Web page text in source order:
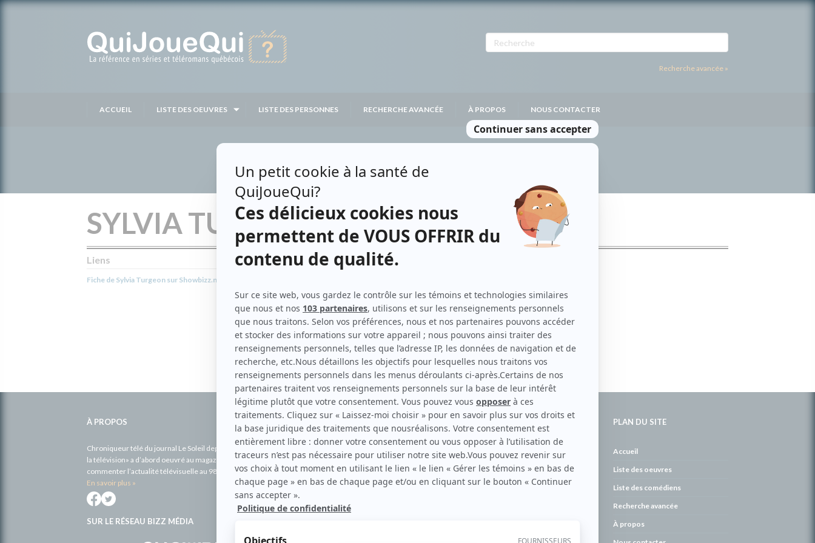
Recherche avancée »
ACCUEIL LISTE DES OEUVRES LISTE DES PERSONNES RECHERCHE AVANCÉE À PROPOS NOUS CONTACTER
SYLVIA TURGEON
Liens
Fiche de Sylvia Turgeon sur Showbizz.net
Contributions
Rue L'EspéranceRéalisateur
Sauve qui peut!Réalisateur
À PROPOS
Chroniqueur télé du journal Le Soleil depuis 2001, Richard Therrien carbure à son petit écran. Celui qu’on surnomme parfois «l’encyclopédie de
la télévision» a d’abord oeuvré au magazine TV Hebdo de 1996 à 2001. Sa spécialité: la télé québécoise. On peut l’entendre régulièrement
commenter l’actualité télévisuelle au 98,5.
En savoir plus »
SUR LE RÉSEAU BIZZ MÉDIA
PLAN DU SITE
Accueil
Liste des oeuvres
Liste des comédiens
Recherche avancée
À propos